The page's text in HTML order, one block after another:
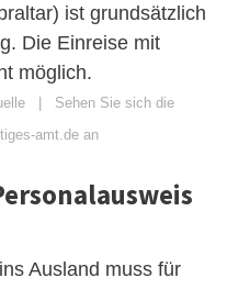
ist grundsätzlich
Die Einreise mit
möglich.
| Sehen Sie sich die
amt.de an
Ausland muss für